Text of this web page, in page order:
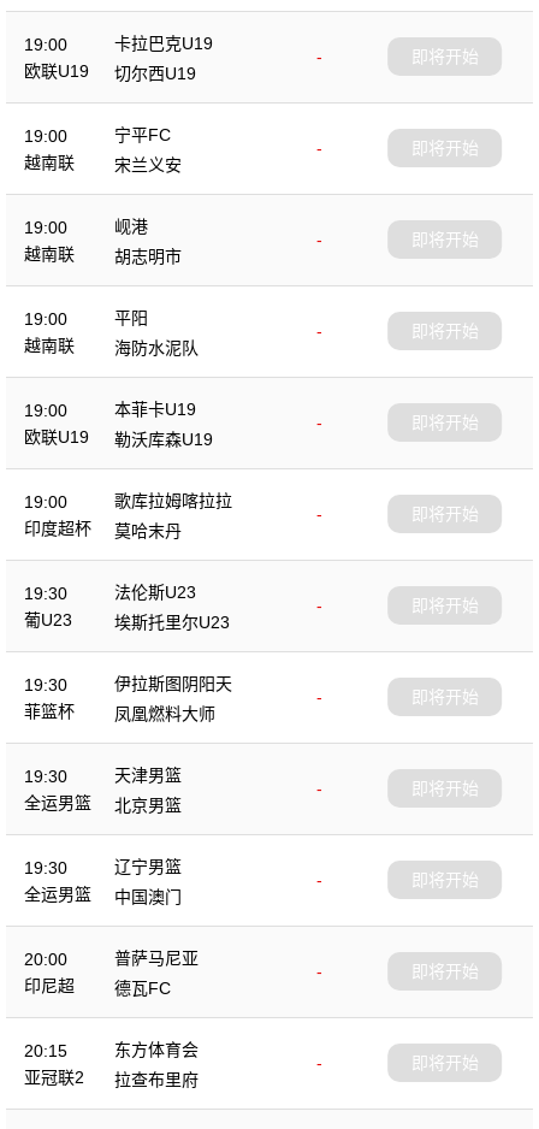
19:00
欧联U19
卡拉巴克U19
-
切尔西U19
即将开始
19:00
越南联
宁平FC
-
宋兰义安
即将开始
19:00
越南联
岘港
-
胡志明市
即将开始
19:00
越南联
平阳
-
海防水泥队
即将开始
19:00
欧联U19
本菲卡U19
-
勒沃库森U19
即将开始
19:00
印度超杯
歌库拉姆喀拉拉
-
莫哈末丹
即将开始
19:30
葡U23
法伦斯U23
-
埃斯托里尔U23
即将开始
19:30
菲篮杯
伊拉斯图阴阳天
-
凤凰燃料大师
即将开始
19:30
全运男篮
天津男篮
-
北京男篮
即将开始
19:30
全运男篮
辽宁男篮
-
中国澳门
即将开始
20:00
印尼超
普萨马尼亚
-
德瓦FC
即将开始
20:15
亚冠联2
东方体育会
-
拉查布里府
即将开始